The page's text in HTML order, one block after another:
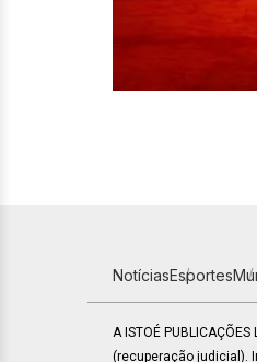
NotíciasEsportes
A ISTOÉ
(recuperação judicial).